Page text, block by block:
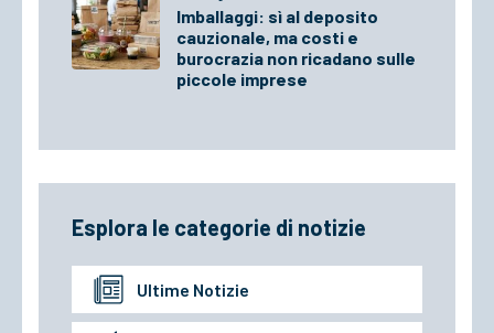
Imballaggi: sì al deposito
cauzionale, ma costi e
burocrazia non ricadano sulle
piccole imprese
Esplora le categorie di notizie
Ultime Notizie